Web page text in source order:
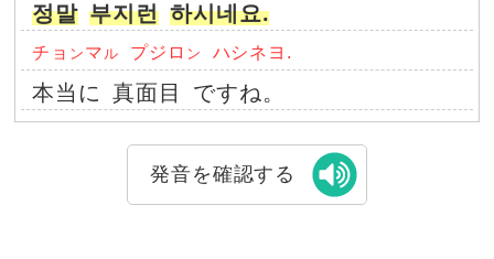
정말 부지런 하시네요.
チョ ン マ ル プジロ ン ハシネヨ.
本当に 真面目 ですね。
発音を確認する